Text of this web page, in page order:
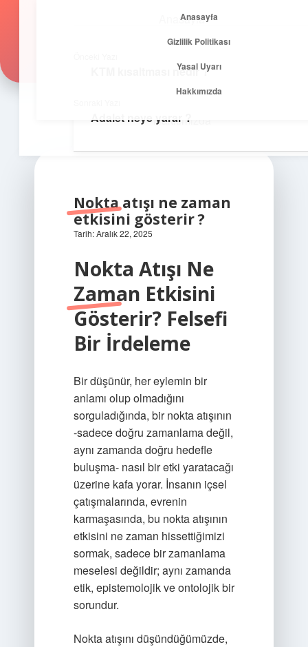
Anasayfa
Yasal Uyarı
Hakkımızda
Zirvedeki Fikirler
Nokta atışı ne zaman
etkisini gösterir ?
Tarih: Aralık 22, 2025
Nokta Atışı Ne
Zaman Etkisini
Gösterir? Felsefi
Bir İrdeleme
Bir düşünür, her eylemin bir
anlamı olup olmadığını
sorguladığında, bir nokta atışının
-sadece doğru zamanlama değil,
aynı zamanda doğru hedefle
buluşma- nasıl bir etki yaratacağı
üzerine kafa yorar. İnsanın içsel
çatışmalarında, evrenin
karmaşasında, bu nokta atışının
etkisini ne zaman hissettiğimizi
sormak, sadece bir zamanlama
meselesi değildir; aynı zamanda
etik, epistemolojik ve ontolojik bir
sorundur.
Nokta atışını düşündüğümüzde,
KTM kısaltması nedir ?
Adalet neye yarar ?
Anasayfa
Gizlilik Politikası
Yasal Uyarı
Hakkımızda